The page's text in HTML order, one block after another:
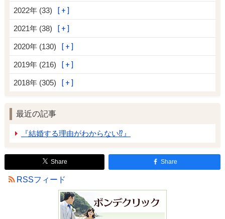
2022年 (33)
2021年 (38)
2020年 (130)
2019年 (216)
2018年 (305)
最近の記事
『結婚する理由がわからない⁉』
Share Share
RSSフィード